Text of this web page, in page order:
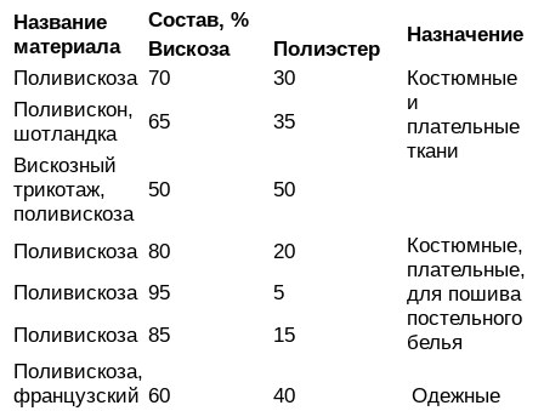
Название
материала
Состав, %
Назначение
Вискоза
Полиэстер
Поливискоза 70 30
Костюмные
и
плательные
ткани
Поливискон,
шотландка
65
35
Вискозный
трикотаж,
поливискоза
50 50
Поливискоза 80 20
Костюмные,
плательные,
для пошива
постельного
белья
Поливискоза 95
5
Поливискоза 85
15
Поливискоза,
французский 60 40 Одежные